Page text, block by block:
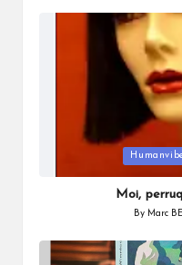
in
Moi,
Posted
By Marc